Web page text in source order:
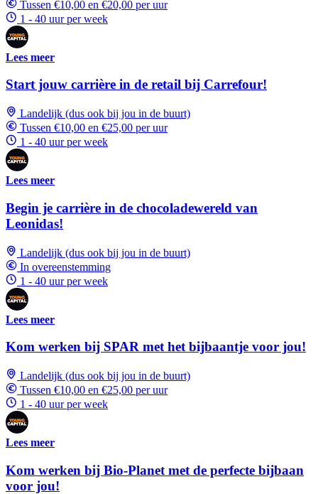
Tussen €10,00 en €20,00 per uur
1 - 40 uur per week
Lees meer
Start jouw carrière in de retail bij Carrefour!
Landelijk (dus ook bij jou in de buurt)
Tussen €10,00 en €25,00 per uur
1 - 40 uur per week
Lees meer
Begin je carrière in de chocoladewereld van
Leonidas!
Landelijk (dus ook bij jou in de buurt)
In overeenstemming
1 - 40 uur per week
Lees meer
Kom werken bij SPAR met het bijbaantje voor jou!
Landelijk (dus ook bij jou in de buurt)
Tussen €10,00 en €25,00 per uur
1 - 40 uur per week
Lees meer
Kom werken bij Bio-Planet met de perfecte bijbaan
voor jou!